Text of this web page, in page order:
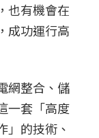
也有機會在
成功運行高
網整合、儲
一套「高度
」的技術、